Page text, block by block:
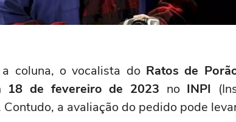
coluna, o vocalista do Ratos de
18 de fevereiro de 2023 no INPI
a avaliação do pedido pode